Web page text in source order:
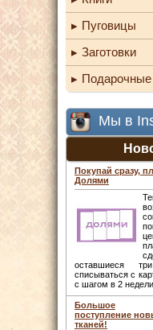
Пуговицы
Заготовки
Мы в
Покупай сразу,
Долями
оставшиеся
списываться с
с шагом в 2
Большое
поступление
тканей!